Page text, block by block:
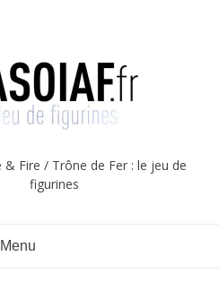
& Fire / Trône de Fer : le jeu de
figurines
Menu